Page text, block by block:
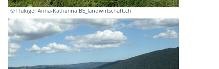
© Flükiger Anna-Katharina BE_landwirtschaft.ch